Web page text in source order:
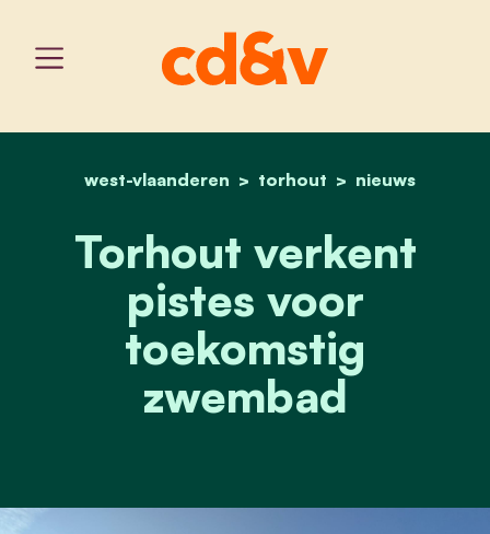
home
west-vlaanderen torhout nieuws
torhout verkent pistes
Torhout verkent
pistes voor
toekomstig
zwembad